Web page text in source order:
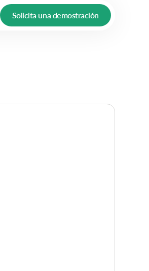
Solicita una demostración